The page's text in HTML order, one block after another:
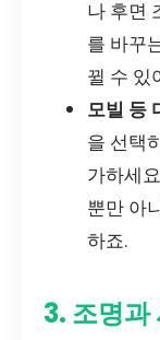
나 후면
를 바꾸
뀔 수 있
모빌 등
을 선택
가하세
뿐만 아
하죠.
3. 조명과